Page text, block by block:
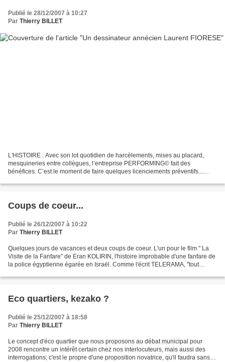
Publié le 28/12/2007 à 10:27
Par Thierry BILLET
L'HISTOIRE : Avec son lot quotidien de harcèlements, mises au placard,
mesquineries entre collègues, l’entreprise PERFORMING© fait des
bénéfices. C’est le moment de faire quelques licenciements préventifs...
Coups de coeur...
Publié le 26/12/2007 à 10:22
Par Thierry BILLET
Quelques jours de vacances et deux coups de coeur. L'un pour le film " La
Visite de la Fanfare" de Eran KOLIRIN, l'histoire improbable d'une fanfare de
la police égyptienne égarée en Israël. Comme l'écrit TELERAMA, "tout
Eco quartiers, kezako ?
Publié le 25/12/2007 à 18:58
Par Thierry BILLET
Le concept d'éco quartier que nous proposons au débat municipal pour
2008 rencontre un intérêt certain chez nos interlocuteurs, mais aussi des
interrogations; c'est le propre d'une proposition novatrice, qu'il faudra sans